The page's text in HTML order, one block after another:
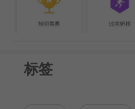
标签